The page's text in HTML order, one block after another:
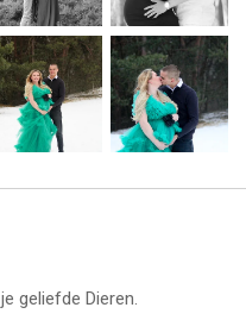
geliefde Dieren.